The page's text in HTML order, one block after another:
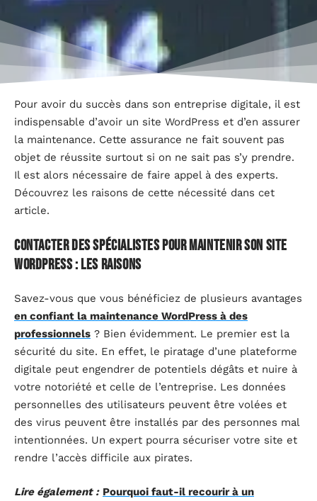
Pour avoir du succès dans son entreprise digitale, il est
indispensable d’avoir un site WordPress et d’en assurer
la maintenance. Cette assurance ne fait souvent pas
objet de réussite surtout si on ne sait pas s’y prendre.
Il est alors nécessaire de faire appel à des experts.
Découvrez les raisons de cette nécessité dans cet
article.
Contacter des spécialistes pour maintenir son site
WordPress : les raisons
Savez-vous que vous bénéficiez de plusieurs avantages
en confiant la maintenance WordPress à des
professionnels ? Bien évidemment. Le premier est la
sécurité du site. En effet, le piratage d’une plateforme
digitale peut engendrer de potentiels dégâts et nuire à
votre notoriété et celle de l’entreprise. Les données
personnelles des utilisateurs peuvent être volées et
des virus peuvent être installés par des personnes mal
intentionnées. Un expert pourra sécuriser votre site et
rendre l’accès difficile aux pirates.
Lire également : Pourquoi faut-il recourir à un